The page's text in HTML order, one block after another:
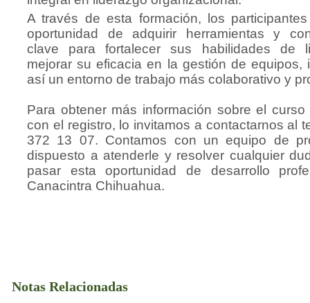
A través de esta formación, los
oportunidad de adquirir herramientas y
clave para fortalecer sus habilidades de
mejorar su eficacia en la gestión de equipos,
así un entorno de trabajo más colaborativo y
Para obtener más información sobre el curso
con el registro, lo invitamos a contactarnos al
372 13 07. Contamos con un equipo de
dispuesto a atenderle y resolver cualquier
pasar esta oportunidad de desarrollo
Canacintra Chihuahua.
Notas Relacionadas